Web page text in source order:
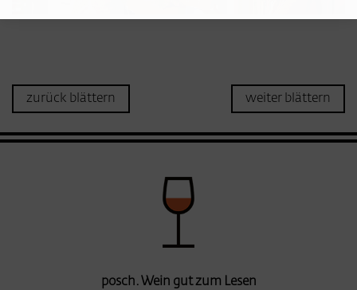
zurück blättern weiter blättern
posch. Wein gut zum Lesen